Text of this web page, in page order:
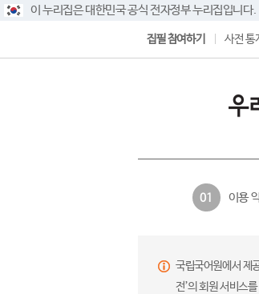
이 누리집은 대한민국 공식 전자정부 누리집입니다.
집필 참여하기 사전 통
01 이용
국립국어원에서 제
전’의 회원 서비스